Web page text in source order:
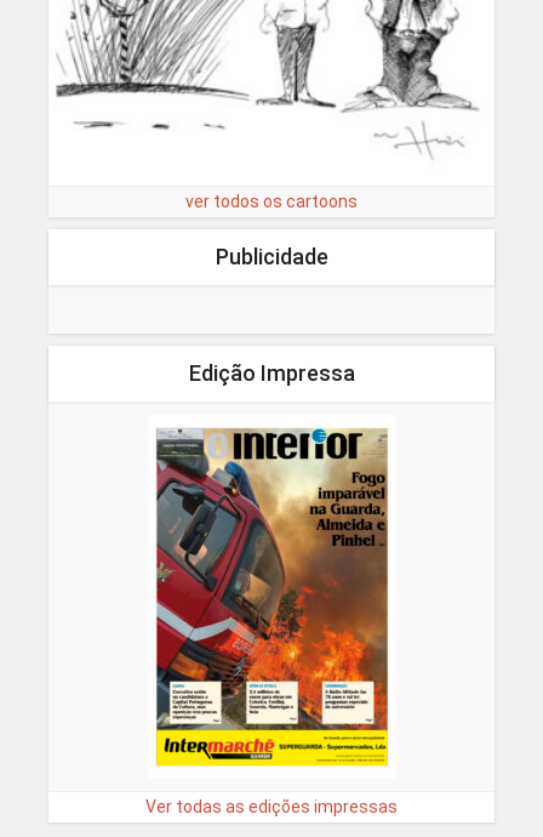
ver todos os cartoons
Publicidade
Edição Impressa
Ver todas as edições impressas